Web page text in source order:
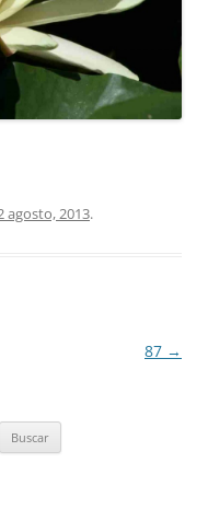
agosto, 2013.
87 →